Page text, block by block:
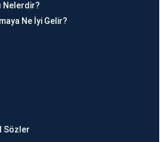
Nelerdir?
Ne İyi Gelir?
Sözler